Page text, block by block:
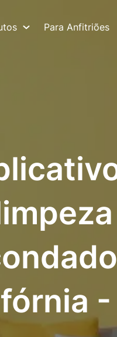
Para Anfitriões
-